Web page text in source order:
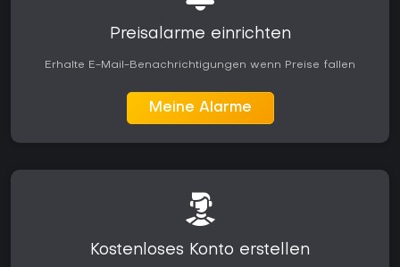
Preisalarme einrichten
Erhalte E-Mail-Benachrichtigungen wenn Preise fallen
Meine Alarme
Kostenloses Konto erstellen